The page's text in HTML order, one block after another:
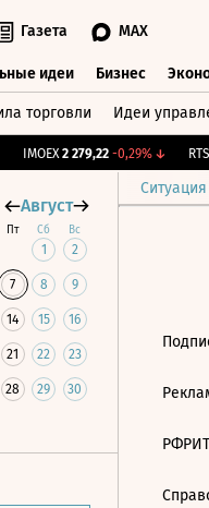
Газета MAX
идеи Бизнес
торговли Идеи
IMOEX 2 279,22 -0,29%↓ RTSI
Август
Пт Сб Вс
1 2
7 8 9
14 15 16
21 22 23
28 29 30
РФРИТ